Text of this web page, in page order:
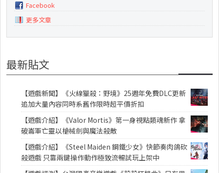
Facebook
更多文章
最新貼文
【遊戲新聞】《火線獵殺：野境》25週年免費DLC更新
追加大量內容同時系舊作限時超平價折扣
【遊戲介紹】《Valor Mortis》第一身視點類魂新作 拿
破崙軍亡靈以槍械劍與魔法殺敵
【遊戲介紹】《Steel Maiden 鋼鐵少女》快節奏肉鴿砍
殺遊戲 只靠兩鍵操作動作極致流暢試玩上架中